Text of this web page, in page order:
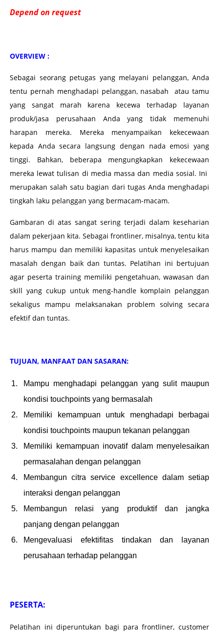
Depend on request
OVERVIEW :
Sebagai seorang petugas yang melayani pelanggan, Anda
tentu pernah menghadapi pelanggan, nasabah atau tamu
yang sangat marah karena kecewa terhadap layanan
produk/jasa perusahaan Anda yang tidak memenuhi
harapan mereka. Mereka menyampaikan kekecewaan
kepada Anda secara langsung dengan nada emosi yang
tinggi. Bahkan, beberapa mengungkapkan kekecewaan
mereka lewat tulisan di media massa dan media sosial. Ini
merupakan salah satu bagian dari tugas Anda menghadapi
tingkah laku pelanggan yang bermacam-macam.
Gambaran di atas sangat sering terjadi dalam keseharian
dalam pekerjaan kita. Sebagai frontliner, misalnya, tentu kita
harus mampu dan memiliki kapasitas untuk menyelesaikan
masalah dengan baik dan tuntas. Pelatihan ini bertujuan
agar peserta training memiliki pengetahuan, wawasan dan
skill yang cukup untuk meng-handle komplain pelanggan
sekaligus mampu melaksanakan problem solving secara
efektif dan tuntas.
TUJUAN, MANFAAT DAN SASARAN:
Mampu menghadapi pelanggan yang sulit maupun
kondisi touchpoints yang bermasalah
Memiliki kemampuan untuk menghadapi berbagai
kondisi touchpoints maupun tekanan pelanggan
Memiliki kemampuan inovatif dalam menyelesaikan
permasalahan dengan pelanggan
Membangun citra service excellence dalam setiap
interaksi dengan pelanggan
Membangun relasi yang produktif dan jangka
panjang dengan pelanggan
Mengevaluasi efektifitas tindakan dan layanan
perusahaan terhadap pelanggan
PESERTA:
Pelatihan ini diperuntukan bagi para frontliner, customer